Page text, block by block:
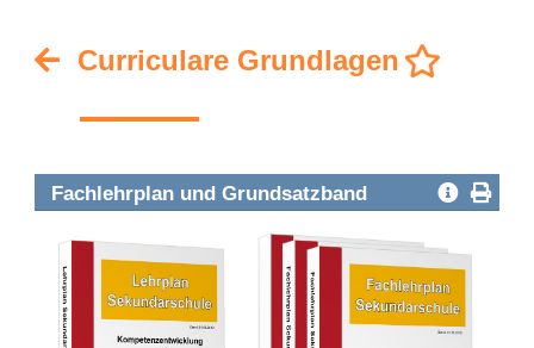
Curriculare Grundlagen
Fachlehrplan und Grundsatzband